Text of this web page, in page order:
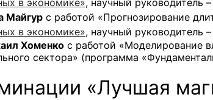
в экономике», научный руководитель
Майгур с работой «Прогнозирование
в экономике», научный руководитель
Хоменко с работой «Моделирование
сектора» (программа
«Лучшая